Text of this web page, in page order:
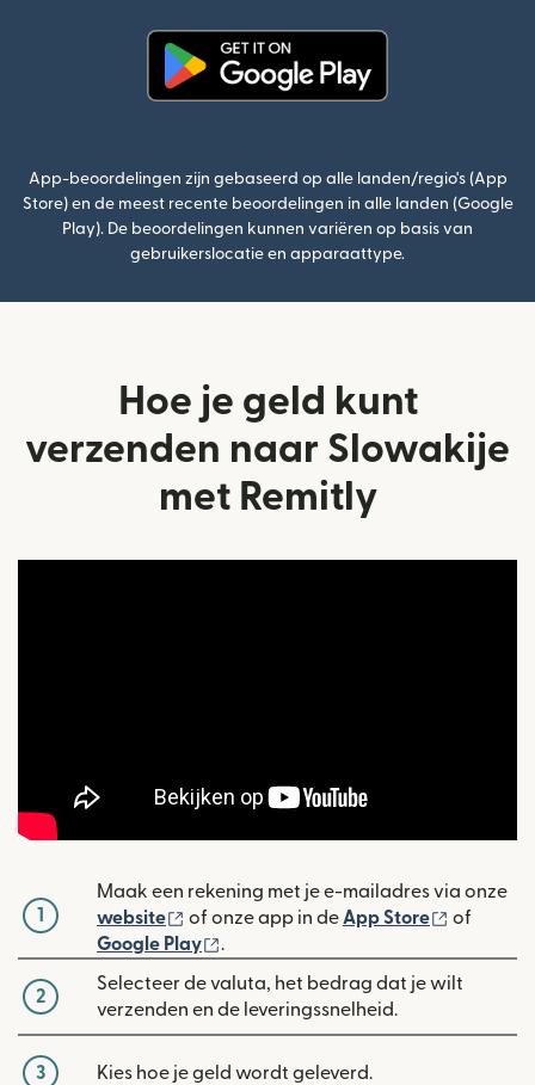
App-beoordelingen zijn gebaseerd op alle landen/regio's (App
Store) en de meest recente beoordelingen in alle landen (Google
Play). De beoordelingen kunnen variëren op basis van
gebruikerslocatie en apparaattype.
Hoe je geld kunt
verzenden naar Slowakije
met Remitly
1
Maak een rekening met je e-mailadres via onze
website
(wordt geopend in een nieuw venster)
of onze app in deApp Store (wordt
of
Google Play
(wordt geopend in een nieuw
.
2
Selecteer de valuta, het bedrag dat je wilt
verzenden en de leveringssnelheid.
3 Kies hoe je geld wordt geleverd.